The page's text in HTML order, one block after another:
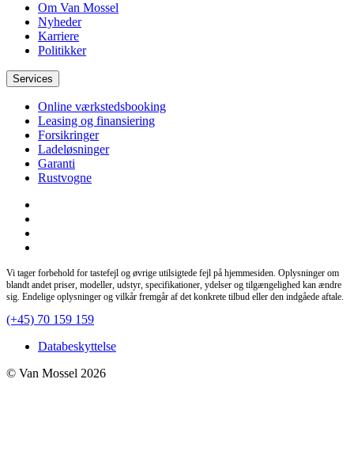
Om Van Mossel
Nyheder
Karriere
Politikker
Services
Online værkstedsbooking
Leasing og finansiering
Forsikringer
Ladeløsninger
Garanti
Rustvogne
Vi tager forbehold for tastefejl og øvrige utilsigtede fejl på hjemmesiden. Oplysninger om
blandt andet priser, modeller, udstyr, specifikationer, ydelser og tilgængelighed kan ændre
sig. Endelige oplysninger og vilkår fremgår af det konkrete tilbud eller den indgåede aftale.
(+45) 70 159 159
Databeskyttelse
© Van Mossel 2026